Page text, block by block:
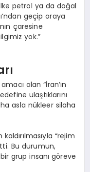
petrol ya da doğal
geçip oraya
çaresine
yok.”
olan “İran’ın
ulaştıklarını
asla nükleer silaha
“rejim
Bu durumun,
grup insanı göreve